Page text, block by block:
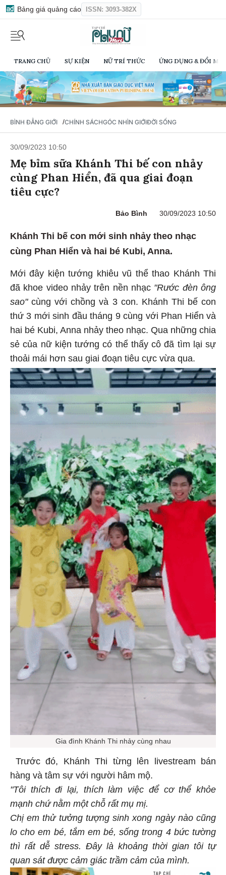
Bảng giá quảng cáo ISSN: 3093-382X
TRANG CHỦ SỰ KIỆN NỮ TRÍ THỨC ỨNG DỤNG & ĐỔI
BÌNH ĐẲNG GIỚI /CHÍNH SÁCHGÓC NHÌN GIỚIĐỜI SỐNG
30/09/2023 10:50
Mẹ bỉm sữa Khánh Thi bế con nhảy
cùng Phan Hiển, đã qua giai đoạn
tiêu cực?
Bảo Bình 30/09/2023 10:50
Khánh Thi bế con mới sinh nhảy theo nhạc
cùng Phan Hiển và hai bé Kubi, Anna.
Mới đây kiện tướng khiêu vũ thể thao Khánh Thi
đã khoe video nhảy trên nền nhạc "Rước đèn ông
sao"cùng với chồng và 3 con. Khánh Thi bế con
thứ 3 mới sinh đầu tháng 9 cùng với Phan Hiển và
hai bé Kubi, Anna nhảy theo nhạc. Qua những chia
sẻ của nữ kiện tướng có thể thấy cô đã tìm lại sự
thoải mái hơn sau giai đoạn tiêu cực vừa qua.
Gia đình Khánh Thi nhảy cùng nhau
Trước đó, Khánh Thi từng lên livestream bán
hàng và tâm sự với người hâm mộ.
"Tôi thích đi lại, thích làm việc để cơ thể khỏe
mạnh chứ nằm một chỗ rất mụ mị.
Chị em thử tưởng tượng sinh xong ngày nào cũng
lo cho em bé, tắm em bé, sống trong 4 bức tường
thì rất dễ stress. Đây là khoảng thời gian tôi tự
quan sát được cảm giác trầm cảm của mình.